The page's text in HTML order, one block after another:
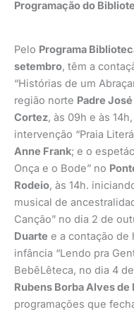
Programação do
Pelo Programa
setembro, têm a
“Histórias de um
região norte Padre
Cortez, às 09h e às
intervenção “Praia
Anne Frank; e o
Onça e o Bode” no
Rodeio, às 14h.
musical de
Canção” no dia 2 de
Duarte e a contação de
infância “Lendo pra
BebêLêteca, no dia 4
Rubens Borba Alves de
programações que